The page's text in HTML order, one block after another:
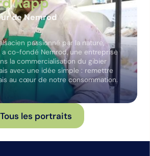
de Nemrod
passionné par la nature,
a co-fondé Nemrod, une entreprise
la commercialisation du gibier
avec une idée simple : remettre
au cœur de notre consommation.
Tous les portraits